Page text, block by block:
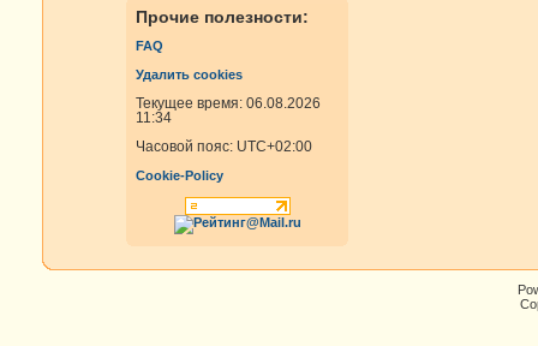
Прочие полезности:
FAQ
Удалить cookies
Текущее время: 06.08.2026
11:34
Часовой пояс: UTC+02:00
Cookie-Policy